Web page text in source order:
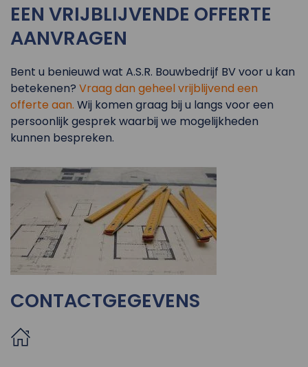
EEN VRIJBLIJVENDE OFFERTE
AANVRAGEN
Bent u benieuwd wat A.S.R. Bouwbedrijf BV voor u kan
betekenen? Vraag dan geheel vrijblijvend een
offerte aan. Wij komen graag bij u langs voor een
persoonlijk gesprek waarbij we mogelijkheden
kunnen bespreken.
CONTACTGEGEVENS